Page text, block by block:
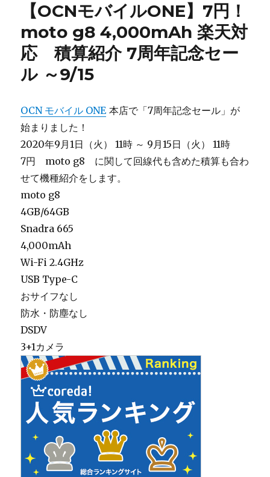
【OCNモバイルONE】7円！
moto g8 4,000mAh 楽天対
応 積算紹介 7周年記念セー
ル ～9/15
OCN モバイル ONE 本店で「7周年記念セール」が
始まりました！
2020年9月1日（火） 11時 ～ 9月15日（火） 11時
7円 moto g8 に関して回線代も含めた積算も合わ
せて機種紹介をします。
moto g8
4GB/64GB
Snadra 665
4,000mAh
Wi-Fi 2.4GHz
USB Type-C
おサイフなし
防水・防塵なし
DSDV
3+1カメラ